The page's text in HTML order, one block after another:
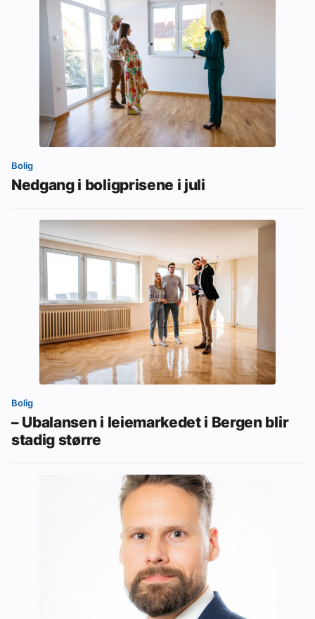
Bolig
Nedgang i boligprisene i juli
Bolig
– Ubalansen i leiemarkedet i Bergen blir
stadig større